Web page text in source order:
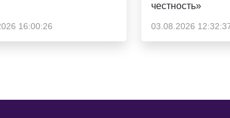
16:00:26
честность»
03.08.2026